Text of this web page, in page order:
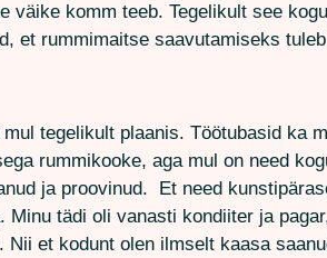
väike komm teeb. Tegelikult see
et rummimaitse saavutamiseks
tegelikult plaanis. Töötubasid ka
rummikooke, aga mul on need
ja proovinud. Et need
tädi oli vanasti kondiiter ja
et kodunt olen ilmselt kaasa